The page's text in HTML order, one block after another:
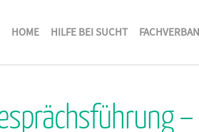
HOME HILFE BEI SUCHT